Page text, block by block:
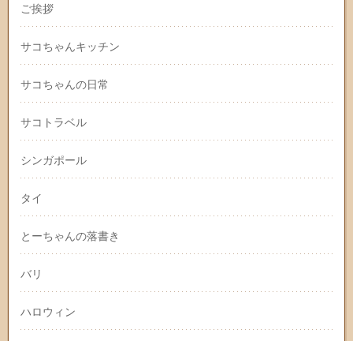
ご挨拶
サコちゃんキッチン
サコちゃんの日常
サコトラベル
シンガポール
タイ
とーちゃんの落書き
バリ
ハロウィン